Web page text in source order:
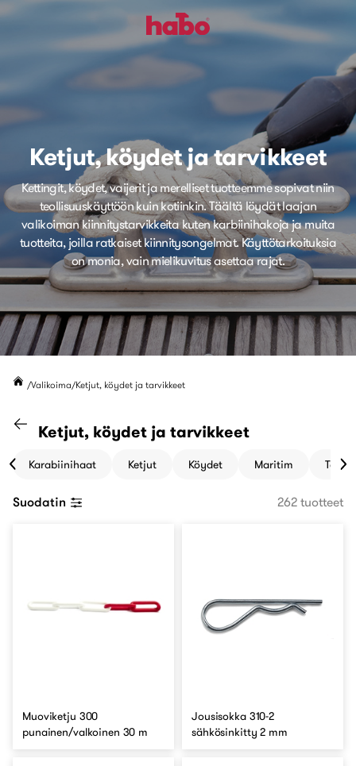
Ketjut, köydet ja tarvikkeet
Kettingit, köydet, vaijerit ja merelliset tuotteemme sopivat niin
teollisuuskäyttöön kuin kotiinkin. Täältä löydät laajan
valikoiman kiinnitystarvikkeita kuten karbiinihakoja ja muita
tuotteita, joilla ratkaiset kiinnitysongelmat. Käyttötarkoituksia
on monia, vain mielikuvitus asettaa rajat.
Valikoima Ketjut, köydet ja tarvikkeet
Siirry "Valikoima" kategoriaan
Ketjut, köydet ja tarvikkeet
Karabiinihaat Ketjut Köydet Maritim
Suodatin 262 tuotteet
Muoviketju 300
punainen/valkoinen 30 m
Jousisokka 310-2
sähkösinkitty 2 mm